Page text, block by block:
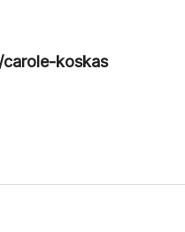
koskas